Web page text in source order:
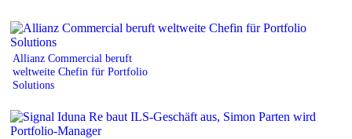
Allianz Commercial beruft
weltweite Chefin für Portfolio
Solutions